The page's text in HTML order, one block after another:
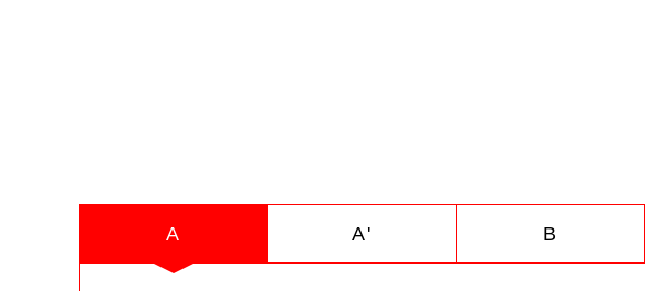
A A' B